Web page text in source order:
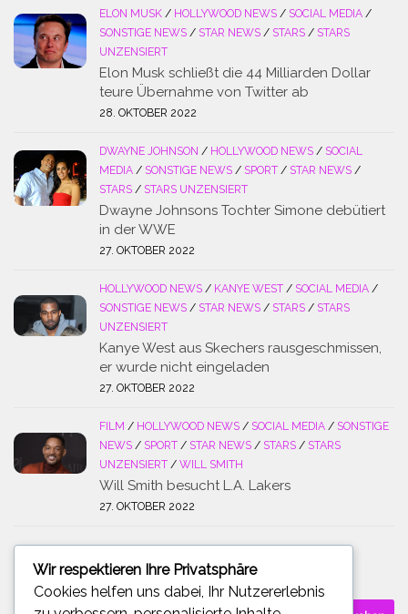
ELON MUSK / HOLLYWOOD NEWS / SOCIAL MEDIA /
SONSTIGE NEWS / STAR NEWS / STARS / STARS
UNZENSIERT
Elon Musk schließt die 44 Milliarden Dollar
teure Übernahme von Twitter ab
28. OKTOBER 2022
DWAYNE JOHNSON / HOLLYWOOD NEWS / SOCIAL
MEDIA / SONSTIGE NEWS / SPORT / STAR NEWS /
STARS / STARS UNZENSIERT
Dwayne Johnsons Tochter Simone debütiert
in der WWE
27. OKTOBER 2022
HOLLYWOOD NEWS / KANYE WEST / SOCIAL MEDIA /
SONSTIGE NEWS / STAR NEWS / STARS / STARS
UNZENSIERT
Kanye West aus Skechers rausgeschmissen,
er wurde nicht eingeladen
27. OKTOBER 2022
FILM / HOLLYWOOD NEWS / SOCIAL MEDIA / SONSTIGE
NEWS / SPORT / STAR NEWS / STARS / STARS
UNZENSIERT / WILL SMITH
Will Smith besucht L.A. Lakers
27. OKTOBER 2022
SUCHE
Suchen
Wir respektieren Ihre Privatsphäre
Cookies helfen uns dabei, Ihr Nutzererlebnis